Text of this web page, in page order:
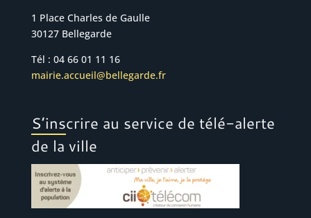
1 Place Charles de Gaulle
30127 Bellegarde
Tél : 04 66 01 11 16
mairie.accueil@bellegarde.fr
S’inscrire au service de télé-alerte
de la ville